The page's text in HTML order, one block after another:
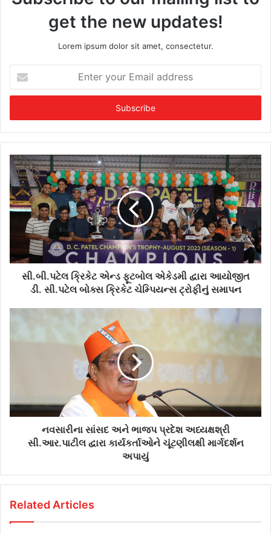
get the new updates!
Lorem ipsum dolor sit amet, consectetur.
t
r
y
u
r
E
m
a
a
d
s
સી.બી.પટેલ ક્રિકેટ એન્ડ ફૂટબોલ એકેડમી દ્વારા આયોજીત
ડી. સી.પટેલ બોક્સ ક્રિકેટ ચેમ્પિયન્સ ટ્રોફીનું સમાપન
નવસારીના સાંસદ અને ભાજપ પ્રદેશ અધ્યક્ષશ્રી
સી.આર.પાટીલ દ્વારા કાર્યકર્તાઓને ચૂંટણીલક્ષી માર્ગદર્શન
અપાયું
Related Articles